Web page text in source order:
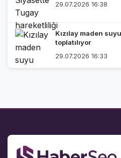
29.07.2026 16:38
Kızılay maden
toplatılıyor
29.07.2026 16:33